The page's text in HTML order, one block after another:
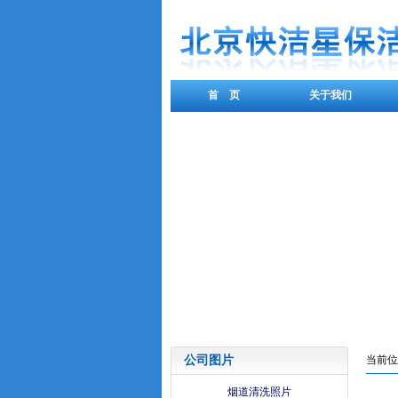
首 页 关于我们
公司图片
烟道清洗照片
当前